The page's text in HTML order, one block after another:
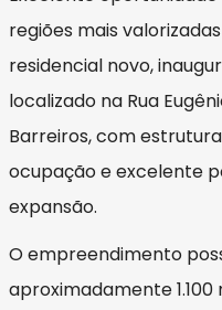
regiões mais
residencial novo,
localizado na Rua
Barreiros, com
ocupação e excelente
expansão.
O empreendimento
aproximadamente 1.100